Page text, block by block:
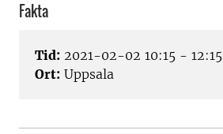
Fakta
Tid: 2021-02-02 10:15 - 12:15
Ort: Uppsala